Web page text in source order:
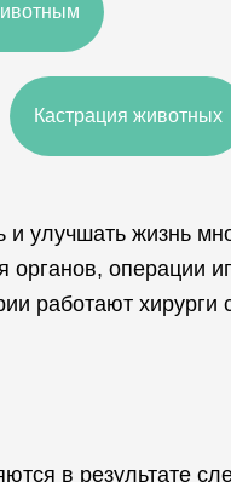
Кастрация животных
и улучшать жизнь
органов, операции
работают хирурги
в результате